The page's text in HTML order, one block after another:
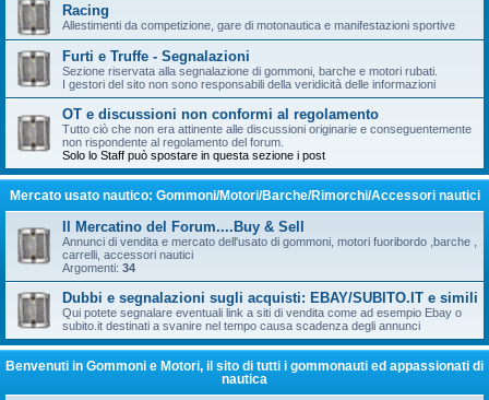
Racing
Allestimenti da competizione, gare di motonautica e manifestazioni sportive
Furti e Truffe - Segnalazioni
Sezione riservata alla segnalazione di gommoni, barche e motori rubati.
I gestori del sito non sono responsabili della veridicità delle informazioni
OT e discussioni non conformi al regolamento
Tutto ciò che non era attinente alle discussioni originarie e conseguentemente
non rispondente al regolamento del forum.
Solo lo Staff può spostare in questa sezione i post
Mercato usato nautico: Gommoni/Motori/Barche/Rimorchi/Accessori nautici
Il Mercatino del Forum....Buy & Sell
Annunci di vendita e mercato dell'usato di gommoni, motori fuoribordo ,barche ,
carrelli, accessori nautici
Argomenti: 34
Dubbi e segnalazioni sugli acquisti: EBAY/SUBITO.IT e simili
Qui potete segnalare eventuali link a siti di vendita come ad esempio Ebay o
subito.it destinati a svanire nel tempo causa scadenza degli annunci
Benvenuti in Gommoni e Motori, il sito di tutti i gommonauti ed appassionati di
nautica